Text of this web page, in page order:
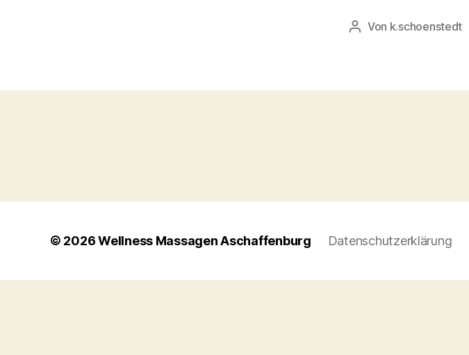
Beitragsautor
Von k.schoenstedt
© 2026Wellness Massagen Aschaffenburg Datenschutzerklärung